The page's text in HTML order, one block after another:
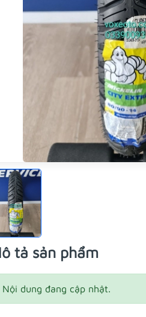
tả sản phẩm
Nội dung đang cập nhật.